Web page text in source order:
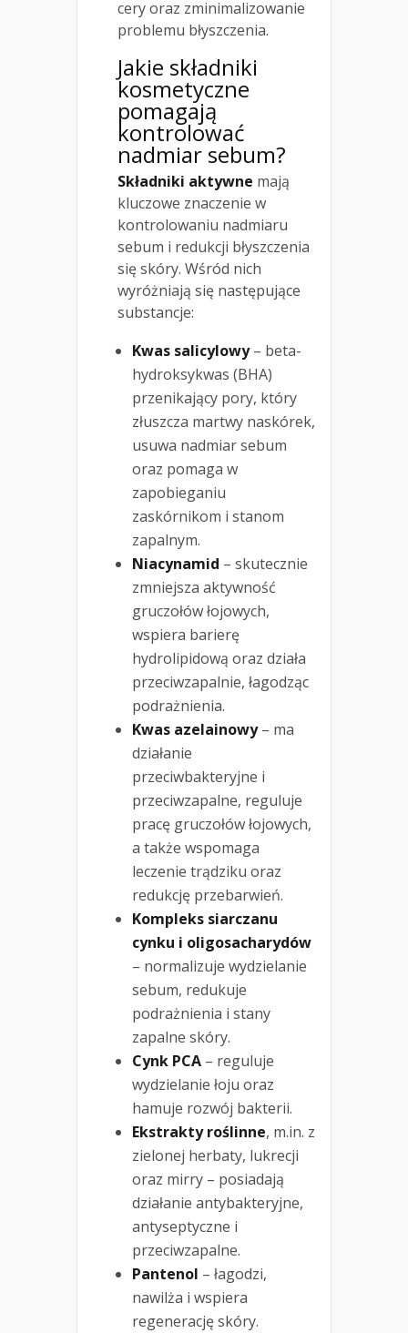
cery oraz zminimalizowanie
problemu błyszczenia.
Jakie składniki
kosmetyczne
pomagają
kontrolować
nadmiar sebum?
Składniki aktywne mają
kluczowe znaczenie w
kontrolowaniu nadmiaru
sebum i redukcji błyszczenia
się skóry. Wśród nich
wyróżniają się następujące
substancje:
Kwas salicylowy– beta-
hydroksykwas (BHA)
przenikający pory, który
złuszcza martwy naskórek,
usuwa nadmiar sebum
oraz pomaga w
zapobieganiu
zaskórnikom i stanom
zapalnym.
Niacynamid – skutecznie
zmniejsza aktywność
gruczołów łojowych,
wspiera barierę
hydrolipidową oraz działa
przeciwzapalnie, łagodząc
podrażnienia.
Kwas azelainowy– ma
działanie
przeciwbakteryjne i
przeciwzapalne, reguluje
pracę gruczołów łojowych,
a także wspomaga
leczenie trądziku oraz
redukcję przebarwień.
Kompleks siarczanu
cynku i oligosacharydów
– normalizuje wydzielanie
sebum, redukuje
podrażnienia i stany
zapalne skóry.
Cynk PCA – reguluje
wydzielanie łoju oraz
hamuje rozwój bakterii.
Ekstrakty roślinne, m.in. z
zielonej herbaty, lukrecji
oraz mirry – posiadają
działanie antybakteryjne,
antyseptyczne i
przeciwzapalne.
Pantenol – łagodzi,
nawilża i wspiera
regenerację skóry.